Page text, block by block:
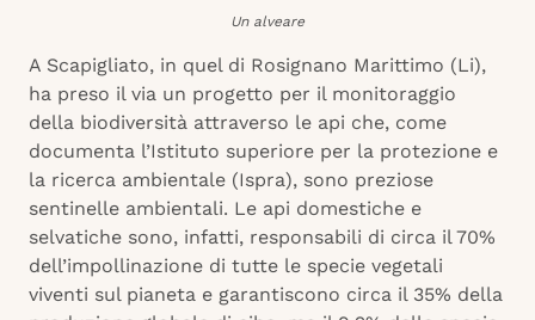
Un alveare
A Scapigliato, in quel di Rosignano Marittimo (Li),
ha preso il via un progetto per il monitoraggio
della biodiversità attraverso le api che, come
documenta l’Istituto superiore per la protezione e
la ricerca ambientale (Ispra), sono preziose
sentinelle ambientali. Le api domestiche e
selvatiche sono, infatti, responsabili di circa il 70%
dell’impollinazione di tutte le specie vegetali
viventi sul pianeta e garantiscono circa il 35% della